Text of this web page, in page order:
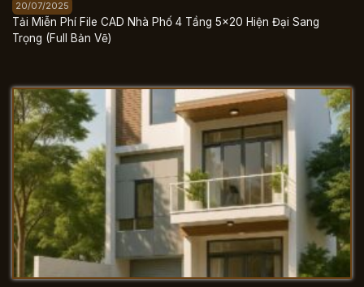
20/07/2025
Tải Miễn Phí File CAD Nhà Phố 4 Tầng 5×20 Hiện Đại Sang
Trọng (Full Bản Vẽ)